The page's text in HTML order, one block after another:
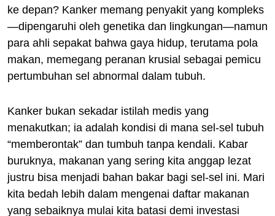
ke depan? Kanker memang penyakit yang kompleks
—dipengaruhi oleh genetika dan lingkungan—namun
para ahli sepakat bahwa gaya hidup, terutama pola
makan, memegang peranan krusial sebagai pemicu
pertumbuhan sel abnormal dalam tubuh.
Kanker bukan sekadar istilah medis yang
menakutkan; ia adalah kondisi di mana sel-sel tubuh
“memberontak” dan tumbuh tanpa kendali. Kabar
buruknya, makanan yang sering kita anggap lezat
justru bisa menjadi bahan bakar bagi sel-sel ini. Mari
kita bedah lebih dalam mengenai daftar makanan
yang sebaiknya mulai kita batasi demi investasi